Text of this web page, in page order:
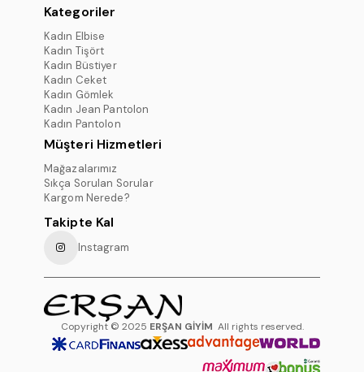
Kategoriler
Kadın Elbise
Kadın Tişört
Kadın Büstiyer
Kadın Ceket
Kadın Gömlek
Kadın Jean Pantolon
Kadın Pantolon
Müşteri Hizmetleri
Mağazalarımız
Sıkça Sorulan Sorular
Kargom Nerede?
Takipte Kal
Instagram
Copyright © 2025 ERŞAN GİYİM All rights reserved.